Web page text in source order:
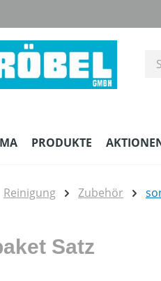
PRODUKTE
Reinigung Zubehör
Satz